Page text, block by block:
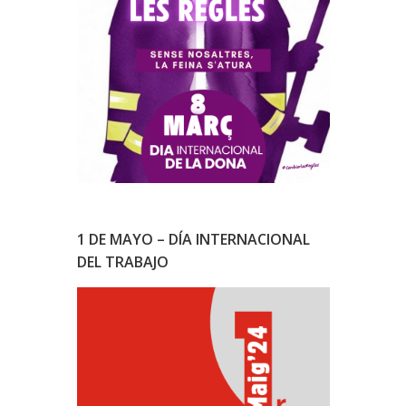
1 DE MAYO – DÍA INTERNACIONAL
DEL TRABAJO